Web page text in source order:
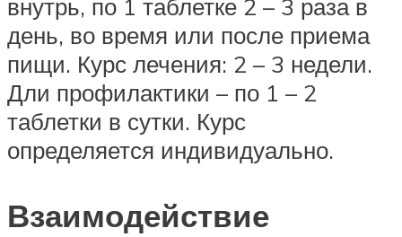
внутрь, по 1 таблетке 2 – 3 раза в
день, во время или после приема
пищи. Курс лечения: 2 – 3 недели.
Дли профилактики – по 1 – 2
таблетки в сутки. Курс
определяется индивидуально.
Взаимодействие